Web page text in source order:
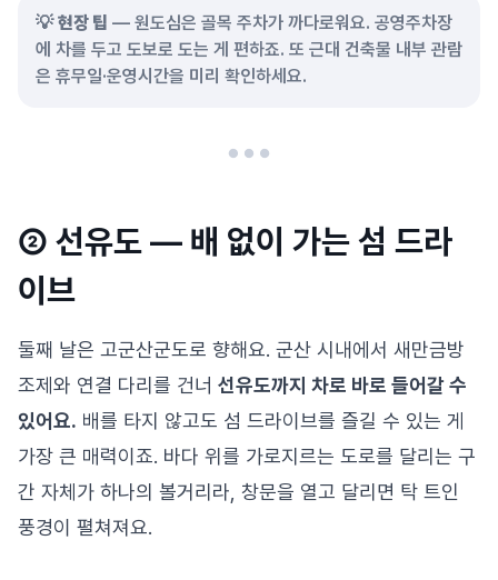
💡현장 팁 — 원도심은 골목 주차가 까다로워요. 공영주차장
에 차를 두고 도보로 도는 게 편하죠. 또 근대 건축물 내부 관람
은 휴무일·운영시간을 미리 확인하세요.
② 선유도 — 배 없이 가는 섬 드라
이브
둘째 날은 고군산군도로 향해요. 군산 시내에서 새만금방
조제와 연결 다리를 건너 선유도까지 차로 바로 들어갈 수
있어요. 배를 타지 않고도 섬 드라이브를 즐길 수 있는 게
가장 큰 매력이죠. 바다 위를 가로지르는 도로를 달리는 구
간 자체가 하나의 볼거리라, 창문을 열고 달리면 탁 트인
풍경이 펼쳐져요.